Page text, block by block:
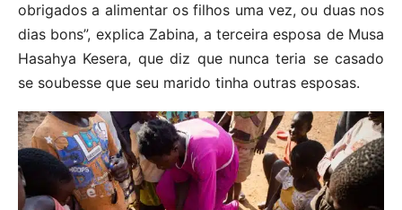
obrigados a alimentar os filhos uma vez, ou duas nos
dias bons”, explica Zabina, a terceira esposa de Musa
Hasahya Kesera, que diz que nunca teria se casado
se soubesse que seu marido tinha outras esposas.